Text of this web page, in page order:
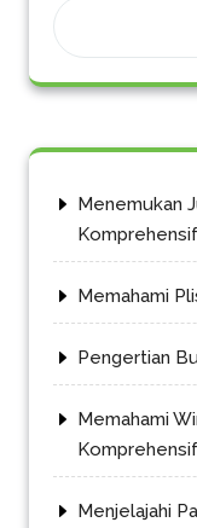
Menemukan
Memahami
Pengertian
Memahami
Komprehensif
Menjelajahi